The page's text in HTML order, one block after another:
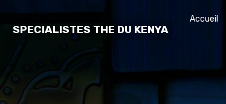
SPECIALISTES THE DU KENYA
Accueil